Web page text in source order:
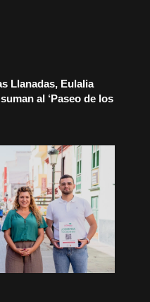
Llanadas, Eulalia
al ‘Paseo de los